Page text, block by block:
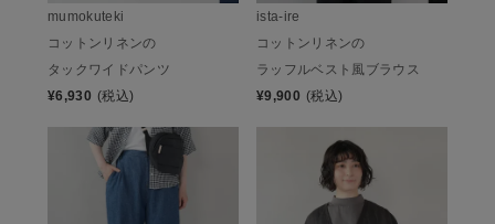
mumokuteki
コットンリネンの
タックワイドパンツ
¥6,930 (税込)
ista-ire
コットンリネンの
ラッフルベスト風ブラウス
¥9,900 (税込)